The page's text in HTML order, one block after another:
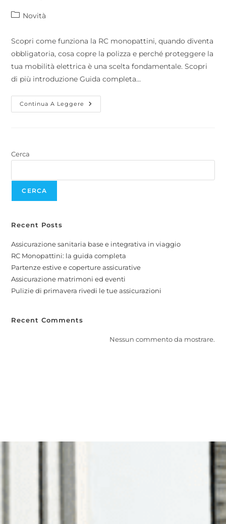
Novità
Scopri come funziona la RC monopattini, quando diventa
obbligatoria, cosa copre la polizza e perché proteggere la
tua mobilità elettrica è una scelta fondamentale. Scopri
di più introduzione Guida completa…
Continua A Leggere
Cerca
CERCA
Recent Posts
Assicurazione sanitaria base e integrativa in viaggio
RC Monopattini: la guida completa
Partenze estive e coperture assicurative
Assicurazione matrimoni ed eventi
Pulizie di primavera rivedi le tue assicurazioni
Recent Comments
Nessun commento da mostrare.